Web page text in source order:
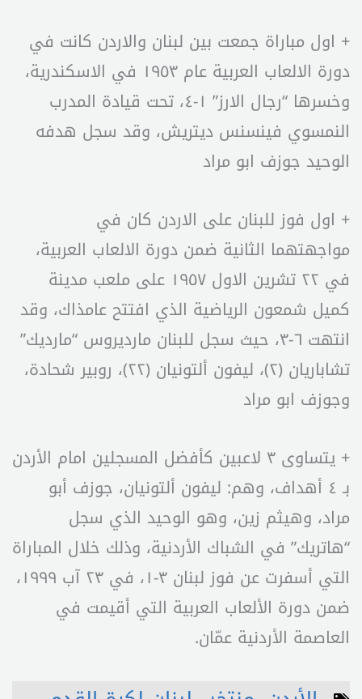
+ اول مباراة جمعت بين لبنان والاردن كانت في
دورة الالعاب العربية عام ١٩٥٣ في الاسكندرية،
وخسرها “رجال الارز” ١-٤، تحت قيادة المدرب
النمسوي فينسنس ديتريش، وقد سجل هدفه
الوحيد جوزف ابو مراد
+ اول فوز للبنان على الاردن كان في
مواجهتهما الثانية ضمن دورة الالعاب العربية،
في ٢٢ تشرين الاول ١٩٥٧ على ملعب مدينة
كميل شمعون الرياضية الذي افتتح عامذاك، وقد
انتهت ٦-٣، حيث سجل للبنان مارديروس “مارديك”
تشاباريان (٢)، ليفون ألتونيان (٢٢)، روبير شحادة،
وجوزف ابو مراد
+ يتساوى ٣ لاعبين كأفضل المسجلين امام الأردن
بـ ٤ أهداف، وهم: ليفون ألتونيان، جوزف أبو
مراد، وهيثم زين، وهو الوحيد الذي سجل
“هاتريك” في الشباك الأردنية، وذلك خلال المباراة
التي أسفرت عن فوز لبنان ٣-١، في ٢٣ آب ١٩٩٩،
ضمن دورة الألعاب العربية التي أقيمت في
العاصمة الأردنية عمّان.